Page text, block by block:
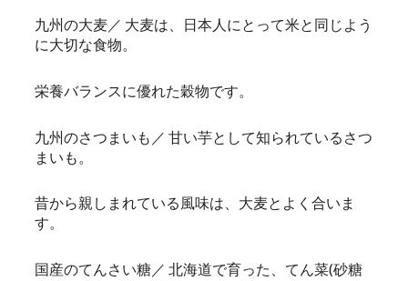
九州の大麦／ 大麦は、日本人にとって米と同じよう
に大切な食物。
栄養バランスに優れた穀物です。
九州のさつまいも／ 甘い芋として知られているさつ
まいも。
昔から親しまれている風味は、大麦とよく合いま
す。
国産のてんさい糖／ 北海道で育った、てん菜(砂糖